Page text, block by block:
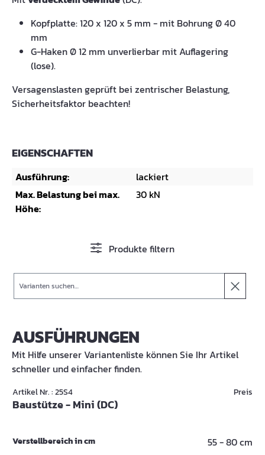
Kopfplatte: 120 x 120 x 5 mm - mit Bohrung Ø 40
mm
G-Haken Ø 12 mm unverlierbar mit Auflagering
(lose).
Versagenslasten geprüft bei zentrischer Belastung,
Sicherheitsfaktor beachten!
EIGENSCHAFTEN
Ausführung:
lackiert
Max. Belastung bei max.
Höhe:
30 kN
Produkte filtern
AUSFÜHRUNGEN
Mit Hilfe unserer Variantenliste können Sie Ihr Artikel
schneller und einfacher finden.
Artikel Nr. : 25S4
Baustütze - Mini (DC)
Preis
Verstellbereich in cm 55 - 80 cm